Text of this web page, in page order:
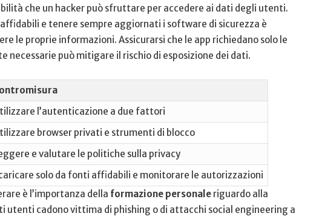
che un hacker può sfruttare per accedere ai dati degli utenti.
e tenere sempre ⁢aggiornati ‌i software di sicurezza è
le proprie informazioni. Assicurarsi che le app richiedano solo le
può mitigare⁢ il rischio di esposizione dei dati.
l’autenticazione a due fattori
browser privati e strumenti di blocco
e valutare le​ politiche sulla ‌privacy
solo da fonti affidabili e monitorare le autorizzazioni
è l’importanza della formazione personale riguardo alla
utenti cadono vittima di phishing o‌ di attacchi social⁤ engineering a